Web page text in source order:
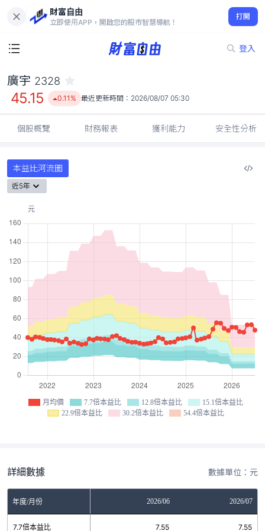
財富自由
立即使用APP，開啟您的股市智慧導航！
打開
登入
45.15
0.11%
廣宇 2328
45.15 0.11% 最近更新時間： 2026/08/07 05:30
個股概覽 財務報表 獲利能力 安全性分析
本益比河流圖
近5年
月均價 7.7倍本益比 12.8倍本益比
15.1倍本益比
22.9倍本益比
30.2倍本益比 54.4倍本益比
詳細數據 數據單位：元
年度/月份 2026/06 2026/07
7.7倍本益比 7.55 7.55